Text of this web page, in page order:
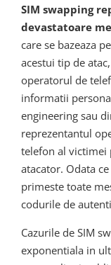
SIM swapping
devastatoare
care se bazeaza
acestui tip de
operatorul de
informatii
engineering sau
reprezentantul
telefon al victimei
atacator. Odata
primeste toate
codurile de
Cazurile de SIM
exponentiala in